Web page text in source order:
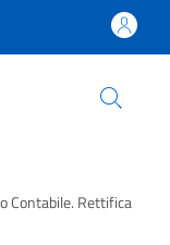
Contabile. Rettifica